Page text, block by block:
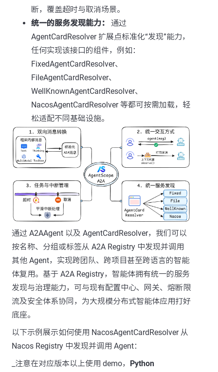
断，覆盖超时与取消场景。
统一的服务发现能力：
通过
AgentCardResolver 扩展点标准化“发现”能力，
任何实现该接口的组件，例如：
FixedAgentCardResolver、
FileAgentCardResolver、
WellKnownAgentCardResolver、
NacosAgentCardResolver 等都可按需加载，轻
松适配不同基础设施。
通过 A2AAgent 以及 AgentCardResolver，我们可以
按名称、分组或标签从 A2A Registry 中发现并调用
其他 Agent，实现跨团队、跨项目甚至跨语言的智能
体复用。基于 A2A Registry，智能体拥有统一的服务
发现与治理能力，可与现有配置中心、网关、熔断限
流及安全体系协同，为大规模分布式智能体应用打好
底座。
以下示例展示如何使用 NacosAgentCardResolver 从
Nacos Registry 中发现并调用 Agent：
_注意在对应版本以上使用 demo，
Python